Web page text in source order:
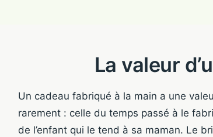
La valeur
Un cadeau fabriqué à la main a une
rarement : celle du temps passé à le
de l’enfant qui le tend à sa maman. Le